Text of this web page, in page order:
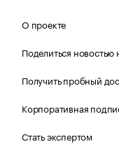
О проекте
Поделиться новостью
Получить пробный
Корпоративная
Стать экспертом